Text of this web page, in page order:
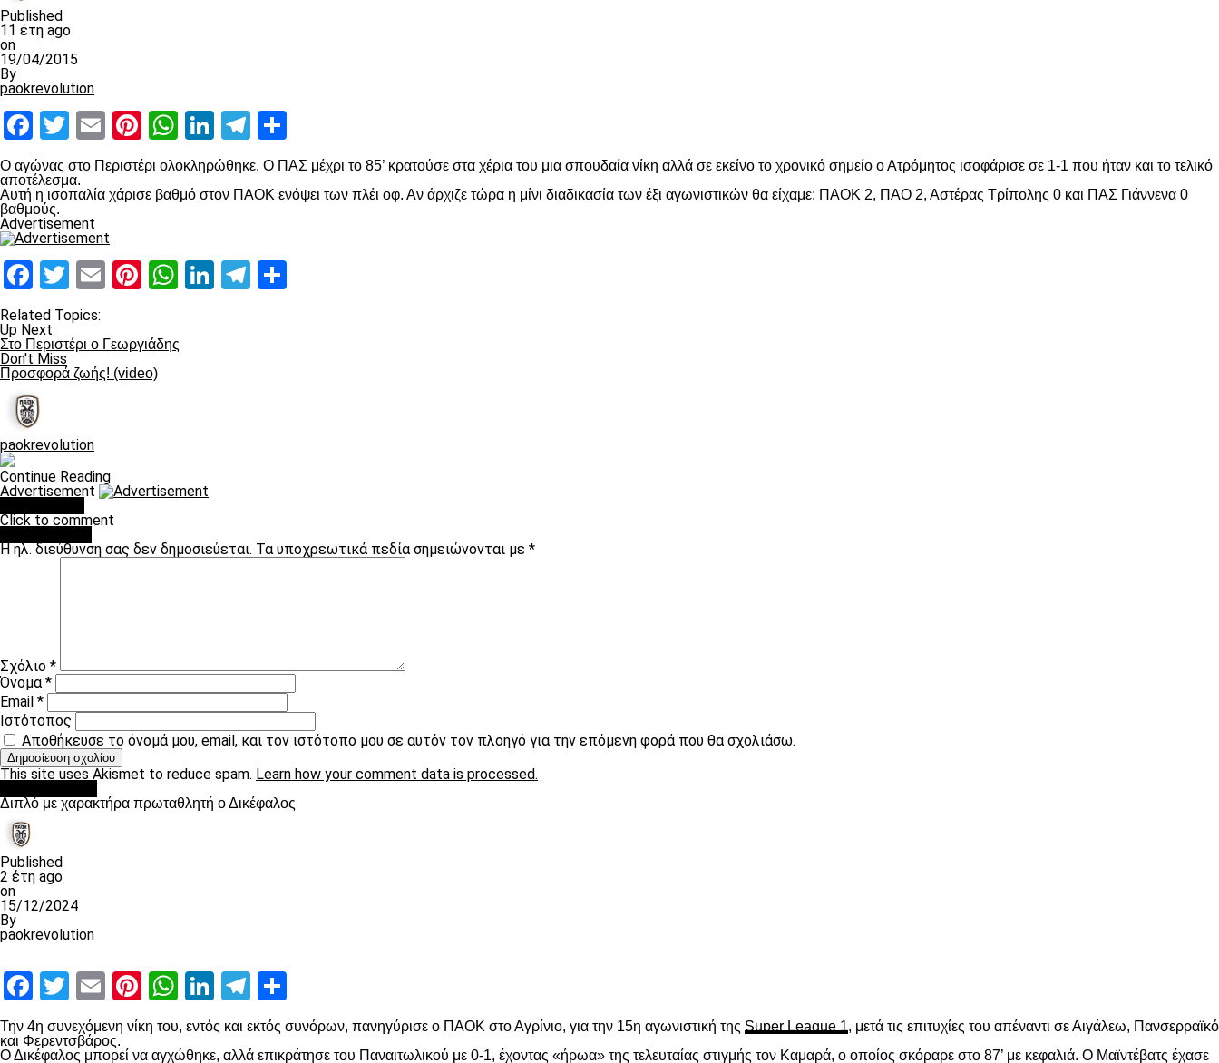
Published
11 έτη ago
on
19/04/2015
By
paokrevolution
Facebook
Twitter
EmailPinterest
WhatsApp
LinkedIn
Telegram
Ο αγώνας στο Περιστέρι ολοκληρώθηκε. Ο ΠΑΣ μέχρι το 85’ κρατούσε στα χέρια του μια σπουδαία νίκη αλλά σε εκείνο το χρονικό σημείο ο Ατρόμητος ισοφάρισε σε 1-1 που ήταν και το τελικό
αποτέλεσμα.
Αυτή η ισοπαλία χάρισε βαθμό στον ΠΑΟΚ ενόψει των πλέι οφ. Αν άρχιζε τώρα η μίνι διαδικασία των έξι αγωνιστικών θα είχαμε: ΠΑΟΚ 2, ΠΑΟ 2, Αστέρας Τρίπολης 0 και ΠΑΣ Γιάννενα 0
βαθμούς.
Advertisement
Facebook
Twitter
EmailPinterest
WhatsApp
LinkedIn
Telegram
Related Topics:
Up Next
Στο Περιστέρι ο Γεωργιάδης
Don't Miss
Προσφορά ζωής! (video)
paokrevolution
Continue Reading
Advertisement
Click to comment
Η ηλ. διεύθυνση σας δεν δημοσιεύεται. Τα υποχρεωτικά πεδία σημειώνονται με *
Σχόλιο *
Όνομα*
Email *
Ιστότοπος
Αποθήκευσε το όνομά μου, email, και τον ιστότοπο μου σε αυτόν τον πλοηγό για την επόμενη φορά που θα σχολιάσω.
This site uses Akismet to reduce spam. Learn how your comment data is processed.
Διπλό με χαρακτήρα πρωταθλητή ο Δικέφαλος
Published
2 έτη ago
on
15/12/2024
By
paokrevolution
Facebook
Twitter
EmailPinterest
WhatsApp
LinkedIn
Telegram
Την 4η συνεχόμενη νίκη του, εντός και εκτός συνόρων, πανηγύρισε ο ΠΑΟΚ στο Αγρίνιο, για την 15η αγωνιστική της Super League 1, μετά τις επιτυχίες του απέναντι σε Αιγάλεω, Πανσερραϊκό
και Φερεντσβάρος.
Ο Δικέφαλος μπορεί να αγχώθηκε, αλλά επικράτησε του Παναιτωλικού με 0-1, έχοντας «ήρωα» της τελευταίας στιγμής τον Καμαρά, ο οποίος σκόραρε στο 87’ με κεφαλιά. Ο Μαϊντέβατς έχασε